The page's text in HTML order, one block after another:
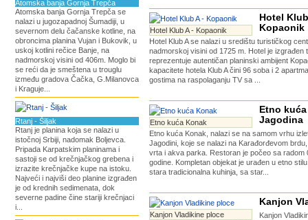
Atomska banja Gornja Trepča
Atomska banja Gornja Trepča se
nalazi u jugozapadnoj Šumadiji, u
severnom delu čačanske kotline, na
obroncima planina Vujan i Bukovik, u
uskoj kotlini rečice Banje, na
nadmorskoj visini od 406m. Moglo bi
se reći da je smeštena u trouglu
između gradova Čačka, G.Milanovca
i Kraguje...
Rtanj - Šiljak
Rtanj je planina koja se nalazi u
istočnoj Srbiji, nadomak Boljevca.
Pripada Karpatskim planinama i
sastoji se od krečnjačkog grebena i
izrazite krečnjačke kupe na istoku.
Najveći i najviši deo planine izgrađen
je od krednih sedimenata, dok
severne padine čine stariji krečnjaci
i...
Hotel Klub A - Kopaonik
Hotel
Kopaonik
Hotel Klub A se nalazi u središtu turističkog
nadmorskoj visini od 1725 m. Hotel je izgrađen
reprezentuje autentičan planinski ambijent
kapacitete hotela Klub A čini 96 soba i 2
gostima na raspolaganju TV sa ...
Etno kuća Konak
Etno
Jagodina
Etno kuća Konak, nalazi se na samom vrhu
Jagodini, koje se nalazi na Karađorđevom
vrta i akva parka. Restoran je počeo sa radom
godine. Kompletan objekat je urađen u etno
stara tradicionalna kuhinja, sa star...
Kanjon Vladikine ploce
Kanjon
Kanjon